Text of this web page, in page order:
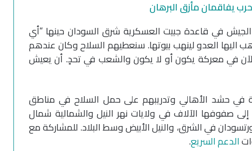
يفاقمان مأزق البرهان
في قاعدة جبيت العسكرية شرق السودان حينها “أي
اليها العدو لينهب بيوتها. سنعطيهم السلاح وكان عندهم
في معركة يكون أو لا يكون والشعب في تحدٍ. أن يعيش
في حشد الأهالي وتدريبهم على حمل السلاح في مناطق
صفوفها الآلاف في ولايات نهر النيل والشمالية شمال
في الشرق، والنيل الأبيض وسط البلاد. للمشاركة مع
الدعم السريع.